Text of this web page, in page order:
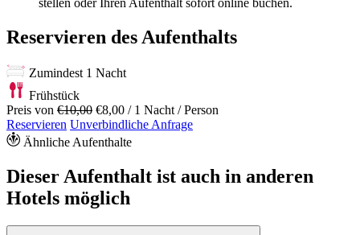
stellen oder Ihren Aufenthalt sofort online buchen.
Reservieren des Aufenthalts
Zumindest 1 Nacht
Frühstück
Preis von €10,00 €8,00 / 1 Nacht / Person
Reservieren Unverbindliche Anfrage
Ähnliche Aufenthalte
Dieser Aufenthalt ist auch in anderen
Hotels möglich